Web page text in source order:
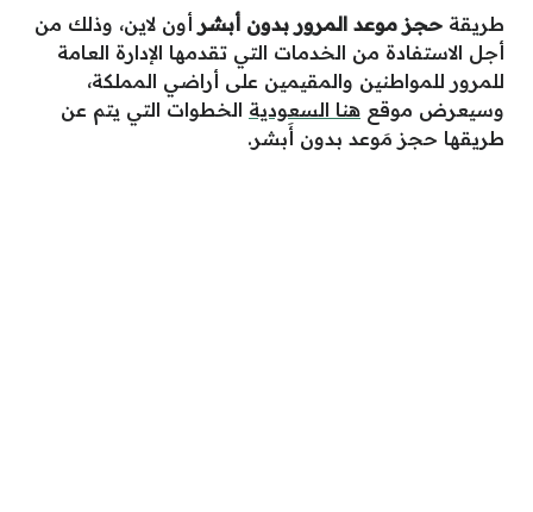
طريقة حجز موعد المرور بدون أبشر أون لاين، وذلك من
أجل الاستفادة من الخدمات التي تقدمها الإدارة العامة
للمرور للمواطنين والمقيمين على أراضي المملكة،
وسيعرض موقع هنا السعودية الخطوات التي يتم عن
طريقها حجز مَوعد بدون أَبشر.